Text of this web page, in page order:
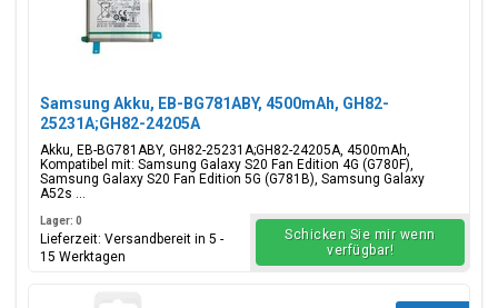
Samsung Akku, EB-BG781ABY, 4500mAh, GH82-
25231A;GH82-24205A
Akku, EB-BG781ABY, GH82-25231A;GH82-24205A, 4500mAh,
Kompatibel mit: Samsung Galaxy S20 Fan Edition 4G (G780F),
Samsung Galaxy S20 Fan Edition 5G (G781B), Samsung Galaxy
A52s ...
Lager: 0
Lieferzeit: Versandbereit in 5 -
15 Werktagen
Schicken Sie mir wenn
verfügbar!